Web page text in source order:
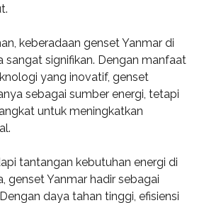
keberadaan genset Yanmar di
sangat signifikan. Dengan manfaat
yang inovatif, genset
sebagai sumber energi, tetapi
untuk meningkatkan
tantangan kebutuhan energi di
genset Yanmar hadir sebagai
daya tahan tinggi, efisiensi